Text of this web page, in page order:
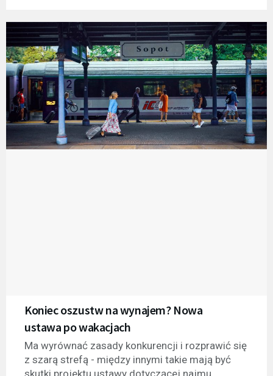
Koniec oszustw na wynajem? Nowa
ustawa po wakacjach
Ma wyrównać zasady konkurencji i rozprawić się
z szarą strefą - między innymi takie mają być
skutki projektu ustawy dotyczącej najmu